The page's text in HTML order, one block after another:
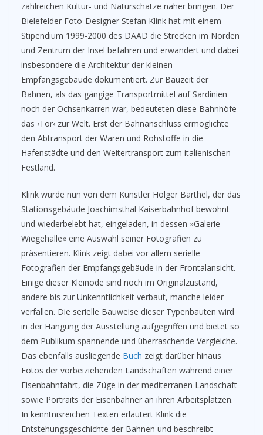
zahlreichen Kultur- und Naturschätze näher bringen. Der
Bielefelder Foto-Designer Stefan Klink hat mit einem
Stipendium 1999-2000 des DAAD die Strecken im Norden
und Zentrum der Insel befahren und erwandert und dabei
insbesondere die Architektur der kleinen
Empfangsgebäude dokumentiert. Zur Bauzeit der
Bahnen, als das gängige Transportmittel auf Sardinien
noch der Ochsenkarren war, bedeuteten diese Bahnhöfe
das ›Tor‹ zur Welt. Erst der Bahnanschluss ermöglichte
den Abtransport der Waren und Rohstoffe in die
Hafenstädte und den Weitertransport zum italienischen
Festland.
Klink wurde nun von dem Künstler Holger Barthel, der das
Stationsgebäude Joachimsthal Kaiserbahnhof bewohnt
und wiederbelebt hat, eingeladen, in dessen »Galerie
Wiegehalle« eine Auswahl seiner Fotografien zu
präsentieren. Klink zeigt dabei vor allem serielle
Fotografien der Empfangsgebäude in der Frontalansicht.
Einige dieser Kleinode sind noch im Originalzustand,
andere bis zur Unkenntlichkeit verbaut, manche leider
verfallen. Die serielle Bauweise dieser Typenbauten wird
in der Hängung der Ausstellung aufgegriffen und bietet so
dem Publikum spannende und überraschende Vergleiche.
Das ebenfalls ausliegende Buch zeigt darüber hinaus
Fotos der vorbeiziehenden Landschaften während einer
Eisenbahnfahrt, die Züge in der mediterranen Landschaft
sowie Portraits der Eisenbahner an ihren Arbeitsplätzen.
In kenntnisreichen Texten erläutert Klink die
Entstehungsgeschichte der Bahnen und beschreibt